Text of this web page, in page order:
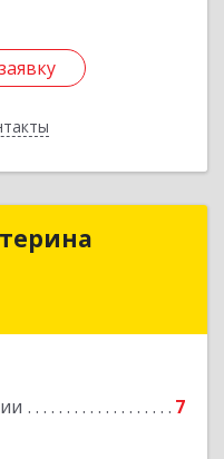
7
Екатерина
Подробнее